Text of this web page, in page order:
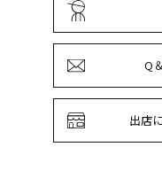
Q
出店